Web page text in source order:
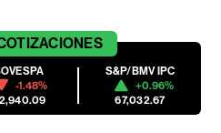
-1.48%
S&P/BMV IPC
+0.96%
67,032.67